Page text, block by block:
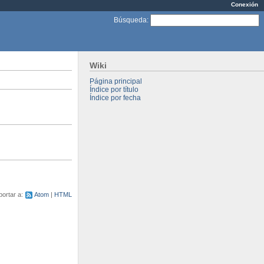
Conexión
Búsqueda:
Wiki
Página principal
Índice por título
Índice por fecha
a: Atom HTML